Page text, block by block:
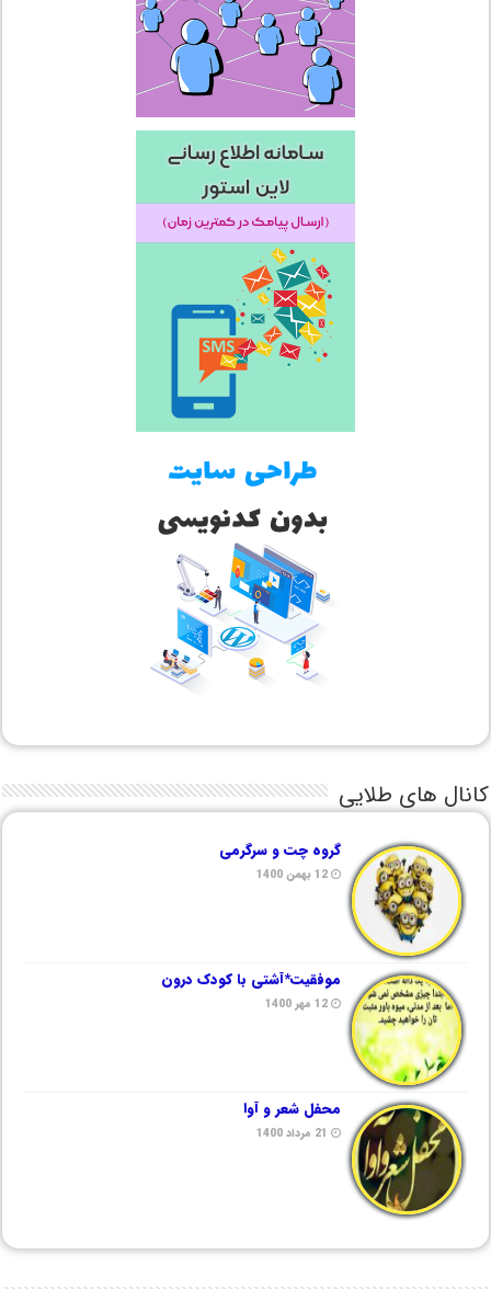
کانال های طلایی
گروه چت و سرگرمی
12 بهمن 1400
موفقیت*آشتی با کودک درون
12 مهر 1400
محفل شعر و آوا
21 مرداد 1400